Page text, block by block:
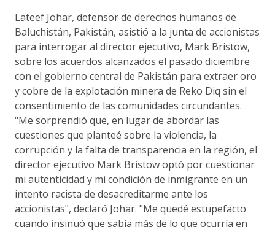
Lateef Johar, defensor de derechos humanos de
Baluchistán, Pakistán, asistió a la junta de accionistas
para interrogar al director ejecutivo, Mark Bristow,
sobre los acuerdos alcanzados el pasado diciembre
con el gobierno central de Pakistán para extraer oro
y cobre de la explotación minera de Reko Diq sin el
consentimiento de las comunidades circundantes.
"Me sorprendió que, en lugar de abordar las
cuestiones que planteé sobre la violencia, la
corrupción y la falta de transparencia en la región, el
director ejecutivo Mark Bristow optó por cuestionar
mi autenticidad y mi condición de inmigrante en un
intento racista de desacreditarme ante los
accionistas", declaró Johar. "Me quedé estupefacto
cuando insinuó que sabía más de lo que ocurría en